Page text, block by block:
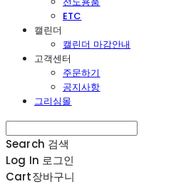
ETC
캘린더
캘린더 마감안내
고객센터
주문하기
공지사항
그리심몰
Search 검색
Log In 로그인
Cart장바구니